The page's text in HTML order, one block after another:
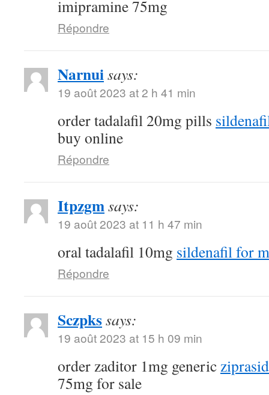
imipramine 75mg
Répondre
Narnuisays:
19 août 2023 at 2 h 41 min
order tadalafil 20mg pills
buy online
Répondre
Itpzgmsays:
19 août 2023 at 11 h 47 min
oral tadalafil 10mg sildenafil for
Répondre
Sczpkssays:
19 août 2023 at 15 h 09 min
order zaditor 1mg generic
75mg for sale